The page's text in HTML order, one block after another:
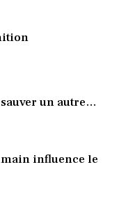
un autre…
influence le